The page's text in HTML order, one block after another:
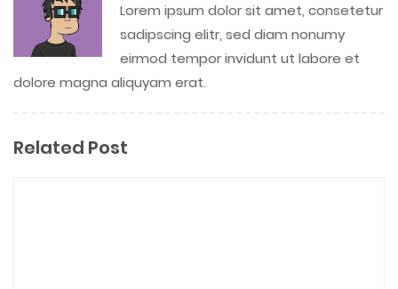
Lorem ipsum dolor sit amet, consetetur
sadipscing elitr, sed diam nonumy
eirmod tempor invidunt ut labore et
dolore magna aliquyam erat.
Related Post